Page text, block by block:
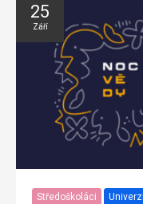
25
Září
Středoškoláci